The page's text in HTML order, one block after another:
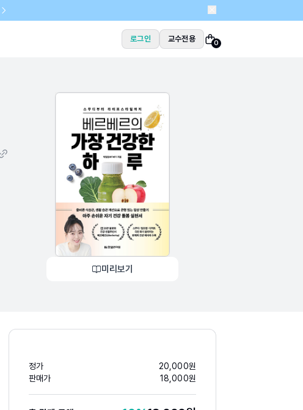
로그인 교수전용 0
미리보기
정가 20,000원
판매가
18,000원